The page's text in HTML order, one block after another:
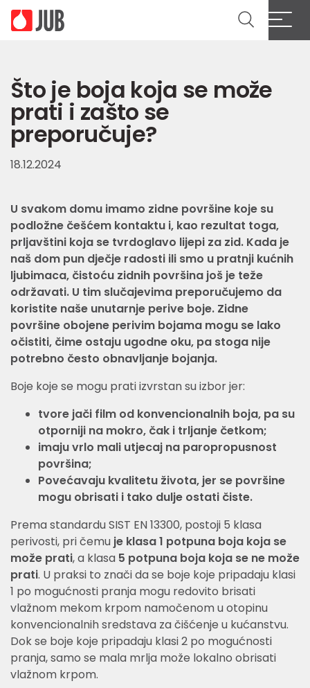
Što je boja koja se može
prati i zašto se
preporučuje?
18.12.2024
U svakom domu imamo zidne površine koje su
podložne češćem kontaktu i, kao rezultat toga,
prljavštini koja se tvrdoglavo lijepi za zid. Kada je
naš dom pun dječje radosti ili smo u pratnji kućnih
ljubimaca, čistoću zidnih površina još je teže
održavati. U tim slučajevima preporučujemo da
koristite naše unutarnje perive boje. Zidne
površine obojene perivim bojama mogu se lako
očistiti, čime ostaju ugodne oku, pa stoga nije
potrebno često obnavljanje bojanja.
Boje koje se mogu prati izvrstan su izbor jer:
tvore jači film od konvencionalnih boja, pa su
otporniji na mokro, čak i trljanje četkom;
imaju vrlo mali utjecaj na paropropusnost
površina;
Povećavaju kvalitetu života, jer se površine
mogu obrisati i tako dulje ostati čiste.
Prema standardu SIST EN 13300, postoji 5 klasa
perivosti, pri čemu je klasa 1 potpuna boja koja se
može prati, a klasa 5 potpuna boja koja se ne može
prati. U praksi to znači da se boje koje pripadaju klasi
1 po mogućnosti pranja mogu redovito brisati
vlažnom mekom krpom namočenom u otopinu
konvencionalnih sredstava za čišćenje u kućanstvu.
Dok se boje koje pripadaju klasi 2 po mogućnosti
pranja, samo se mala mrlja može lokalno obrisati
vlažnom krpom.